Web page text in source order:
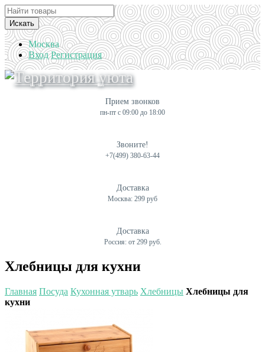
Искать
Москва
Вход Регистрация
Прием звонков
пн-пт с 09:00 до 18:00
Звоните!
+7(499) 380-63-44
Доставка
Москва: 299 руб
Доставка
Россия: от 299 руб.
Хлебницы для кухни
Главная Посуда Кухонная утварь Хлебницы Хлебницы для
кухни